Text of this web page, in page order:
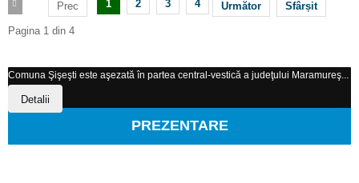
Prec 1 2 3 4 Următor Sfârșit
Pagina 1 din 4
Comuna Şişeşti este aşezată în partea central-vestică a judeţului Maramureş...
Detalii
PREZENTARE